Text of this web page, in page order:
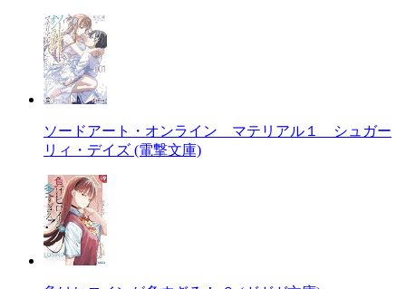
ソードアート・オンライン マテリアル１ シュガー
リィ・デイズ (電撃文庫)